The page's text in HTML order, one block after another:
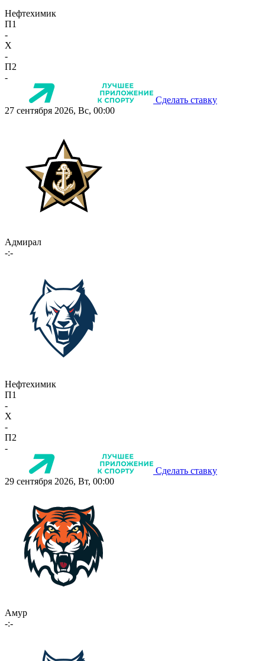
Нефтехимик
П1
-
X
-
П2
-
Сделать ставку
27 сентября 2026, Вс, 00:00
Адмирал
-:-
Нефтехимик
П1
-
X
-
П2
-
Сделать ставку
29 сентября 2026, Вт, 00:00
Амур
-:-